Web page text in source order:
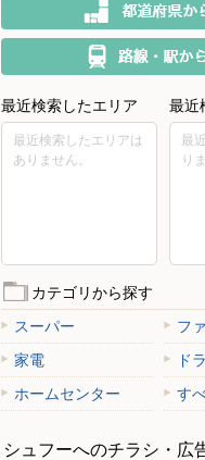
最近検索したエリア
最近検索したエリアは
ありません。
最近
最
り
カテゴリから探す
スーパー
フ
家電
ド
ホームセンター
す
シュフーへのチラシ・広